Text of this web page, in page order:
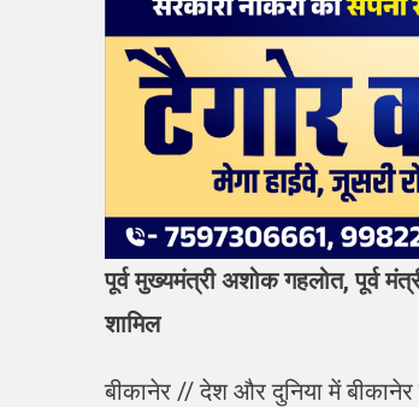
पूर्व मुख्यमंत्री अशोक गहलोत, पूर्व
शामिल
बीकानेर // देश और दुनिया में